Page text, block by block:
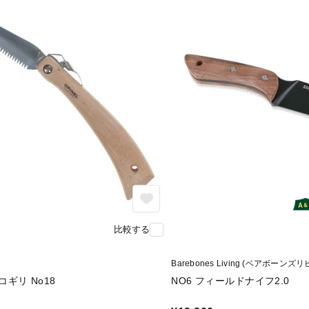
比較する
ギリ No18
Barebones Living (ベアボーンズリ
NO6 フィールドナイフ2.0